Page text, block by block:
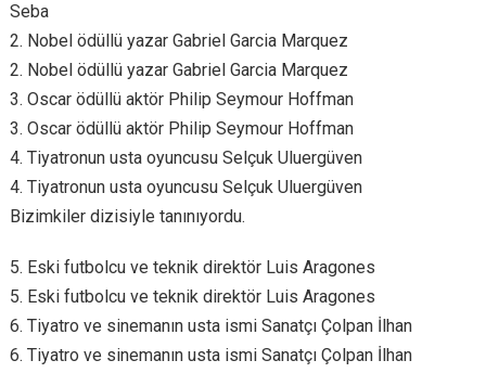
Seba
2. Nobel ödüllü yazar Gabriel Garcia Marquez
2. Nobel ödüllü yazar Gabriel Garcia Marquez
3. Oscar ödüllü aktör Philip Seymour Hoffman
3. Oscar ödüllü aktör Philip Seymour Hoffman
4. Tiyatronun usta oyuncusu Selçuk Uluergüven
4. Tiyatronun usta oyuncusu Selçuk Uluergüven
Bizimkiler dizisiyle tanınıyordu.
5. Eski futbolcu ve teknik direktör Luis Aragones
5. Eski futbolcu ve teknik direktör Luis Aragones
6. Tiyatro ve sinemanın usta ismi Sanatçı Çolpan İlhan
6. Tiyatro ve sinemanın usta ismi Sanatçı Çolpan İlhan